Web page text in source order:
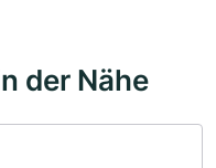
der Nähe